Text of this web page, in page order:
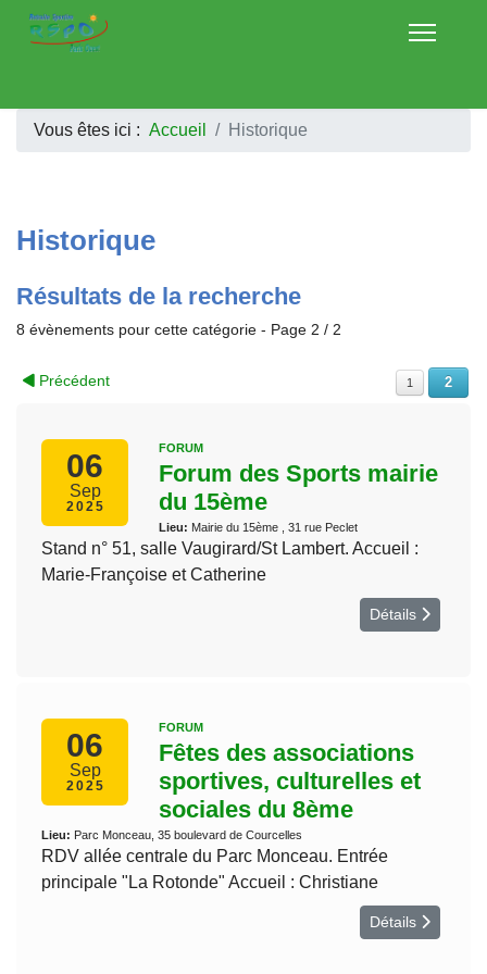
Vous êtes ici : Accueil Historique
Historique
Résultats de la recherche
8 évènements pour cette catégorie - Page 2 / 2
Précédent 1 2
06
Sep
2025
FORUM
Forum des Sports mairie
du 15ème
Lieu: Mairie du 15ème , 31 rue Peclet
Stand n° 51, salle Vaugirard/St Lambert. Accueil :
Marie-Françoise et Catherine
Détails
06
Sep
2025
FORUM
Fêtes des associations
sportives, culturelles et
sociales du 8ème
Lieu: Parc Monceau, 35 boulevard de Courcelles
RDV allée centrale du Parc Monceau. Entrée
principale "La Rotonde" Accueil : Christiane
Détails